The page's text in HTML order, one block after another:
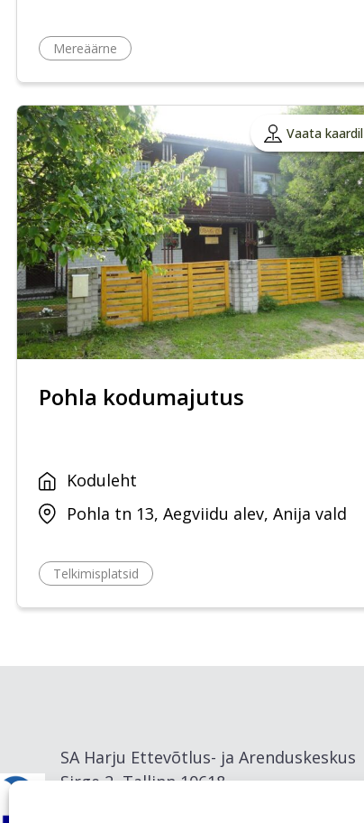
Mereäärne
Vaata kaardil
Pohla kodumajutus
Koduleht
Pohla tn 13, Aegviidu alev, Anija vald
Telkimisplatsid
SA Harju Ettevõtlus- ja Arenduskeskus
Sirge 2, Tallinn 10618